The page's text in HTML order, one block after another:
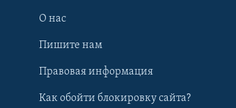
О нас
Пишите нам
Правовая информация
Как обойти блокировку сайта?